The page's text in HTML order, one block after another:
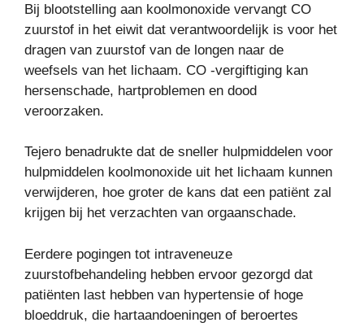
Bij blootstelling aan koolmonoxide vervangt CO
zuurstof in het eiwit dat verantwoordelijk is voor het
dragen van zuurstof van de longen naar de
weefsels van het lichaam. CO -vergiftiging kan
hersenschade, hartproblemen en dood
veroorzaken.
Tejero benadrukte dat de sneller hulpmiddelen voor
hulpmiddelen koolmonoxide uit het lichaam kunnen
verwijderen, hoe groter de kans dat een patiënt zal
krijgen bij het verzachten van orgaanschade.
Eerdere pogingen tot intraveneuze
zuurstofbehandeling hebben ervoor gezorgd dat
patiënten last hebben van hypertensie of hoge
bloeddruk, die hartaandoeningen of beroertes